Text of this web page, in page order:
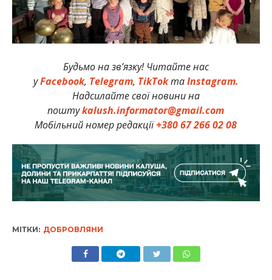
Будьмо на зв’язку! Читайте нас
уFacebook, Telegram, TikTokтаInstagram.
Надсилайте свої новини на
поштуkalush.informator@gmail.com
Мобільний номер редакції+380 67 266 02 08
МІТКИ: ДОБРОВЛЯНИ